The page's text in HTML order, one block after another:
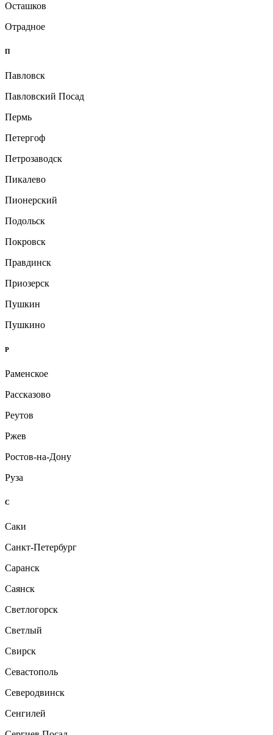
Осташков
Отрадное
П
Павловск
Павловский Посад
Пермь
Петергоф
Петрозаводск
Пикалево
Пионерский
Подольск
Покровск
Правдинск
Приозерск
Пушкин
Пушкино
Р
Раменское
Рассказово
Реутов
Ржев
Ростов-на-Дону
Руза
С
Саки
Санкт-Петербург
Саранск
Саянск
Светлогорск
Светлый
Свирск
Севастополь
Северодвинск
Сенгилей